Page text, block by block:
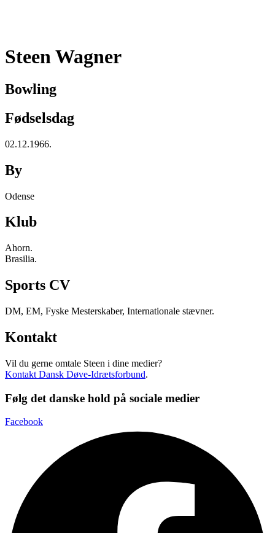
Steen Wagner​
Bowling
Fødselsdag
02.12.1966.
By
Odense
Klub
Ahorn.
Brasilia.
Sports CV
DM, EM, Fyske Mesterskaber, Internationale stævner.
Kontakt
Vil du gerne omtale Steen i dine medier?
Kontakt Dansk Døve-Idrætsforbund.
Følg det danske hold på sociale medier
Facebook